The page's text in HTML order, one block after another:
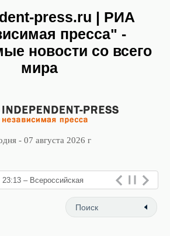
press.ru | РИА
пресса" -
новости со всего
мира
- 07 августа 2026 г
23:13 – Всероссийская
конференция «Налоговое